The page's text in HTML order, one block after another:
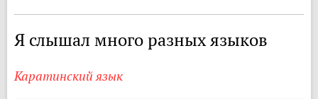
Я слышал много разных языков
Каратинский язык